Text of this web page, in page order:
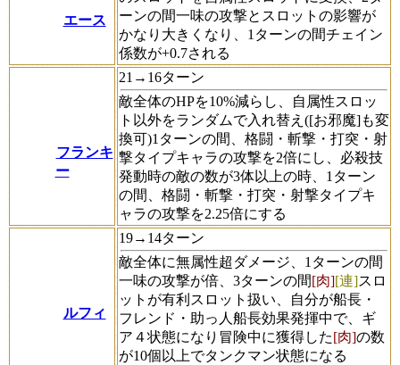
エース
ーンの間一味の攻撃とスロットの影響が
かなり大きくなり、1ターンの間チェイン
係数が+0.7される
フランキ
ー
21→16ターン
敵全体のHPを10%減らし、自属性スロッ
ト以外をランダムで入れ替え([お邪魔]も変
換可)1ターンの間、格闘・斬撃・打突・射
撃タイプキャラの攻撃を2倍にし、必殺技
発動時の敵の数が3体以上の時、1ターン
の間、格闘・斬撃・打突・射撃タイプキ
ャラの攻撃を2.25倍にする
ルフィ
19→14ターン
敵全体に無属性超ダメージ、1ターンの間
一味の攻撃が倍、3ターンの間[肉][連]スロ
ットが有利スロット扱い、自分が船長・
フレンド・助っ人船長効果発揮中で、ギ
ア４状態になり冒険中に獲得した[肉]の数
が10個以上でタンクマン状態になる